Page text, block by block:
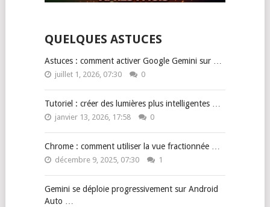
QUELQUES ASTUCES
Astuces : comment activer Google Gemini sur …
juillet 1, 2026, 07:30 0
Tutoriel : créer des lumières plus intelligentes …
janvier 13, 2026, 17:58 0
Chrome : comment utiliser la vue fractionnée …
décembre 9, 2025, 07:30 1
Gemini se déploie progressivement sur Android
Auto …